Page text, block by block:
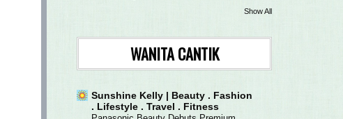
Show All
WANITA CANTIK
Sunshine Kelly | Beauty . Fashion
. Lifestyle . Travel . Fitness